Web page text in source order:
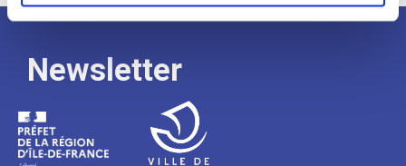
Newsletter